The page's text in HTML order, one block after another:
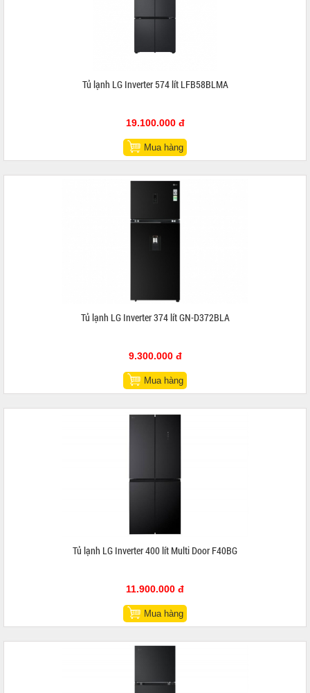
Tủ lạnh LG Inverter 574 lít LFB58BLMA
19.100.000 đ
Mua hàng
Tủ lạnh LG Inverter 374 lít GN-D372BLA
9.300.000 đ
Mua hàng
Tủ lạnh LG Inverter 400 lít Multi Door F40BG
11.900.000 đ
Mua hàng